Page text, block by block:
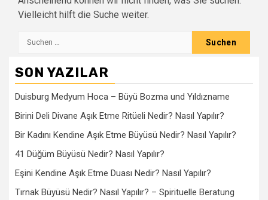
Vielleicht hilft die Suche weiter.
Suchen
SON YAZILAR
Duisburg Medyum Hoca – Büyü Bozma und Yıldızname
Birini Deli Divane Aşık Etme Ritüeli Nedir? Nasıl Yapılır?
Bir Kadını Kendine Aşık Etme Büyüsü Nedir? Nasıl Yapılır?
41 Düğüm Büyüsü Nedir? Nasıl Yapılır?
Eşini Kendine Aşık Etme Duası Nedir? Nasıl Yapılır?
Tırnak Büyüsü Nedir? Nasıl Yapılır? – Spirituelle Beratung